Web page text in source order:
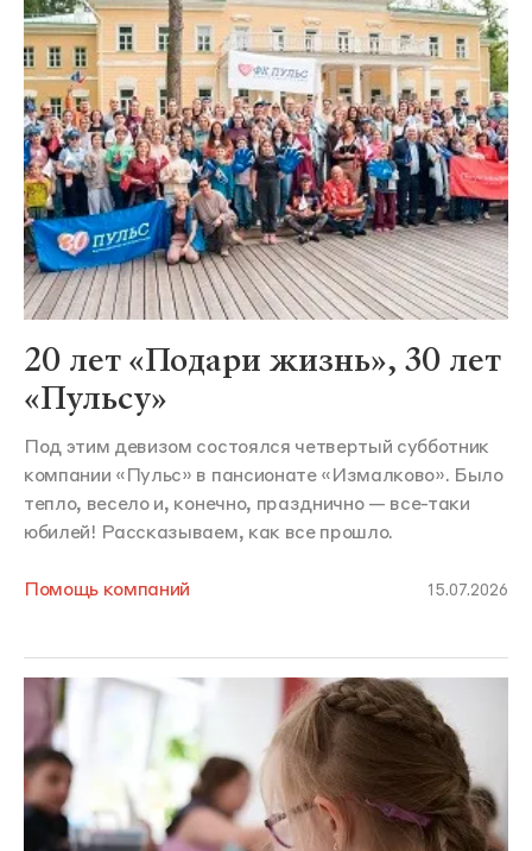
20 лет «Подари жизнь», 30 лет
«Пульсу»
Под этим девизом состоялся четвертый субботник
компании «Пульс» в пансионате «Измалково». Было
тепло, весело и, конечно, празднично — все-таки
юбилей! Рассказываем, как все прошло.
Помощь компаний 15.07.2026